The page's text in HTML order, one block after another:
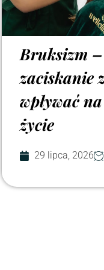
Bruksizm
zaciskanie
wpływać
życie
29 lipca, 2026